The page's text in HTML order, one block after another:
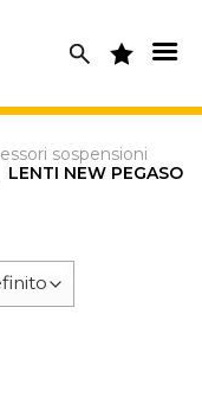
sospensioni
LENTI NEW PEGASO